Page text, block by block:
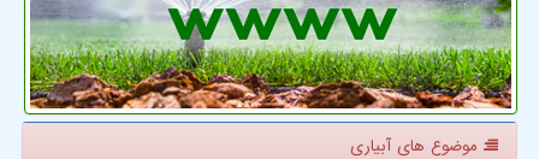
موضوع های آبیاری